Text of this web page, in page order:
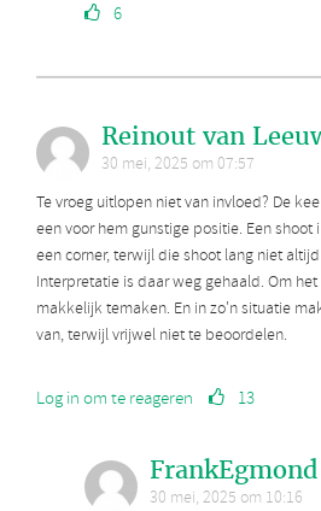
6
Reinout van
30 mei, 2025 om 07:57
Te vroeg uitlopen niet van invloed? De
een voor hem gunstige positie. Een
een corner, terwijl die shoot lang niet
Interpretatie is daar weg gehaald. Om
makkelijk temaken. En in zo'n situatie
van, terwijl vrijwel niet te beoordelen.
Log in om te reageren 13
FrankEgmond
30 mei, 2025 om 10:16